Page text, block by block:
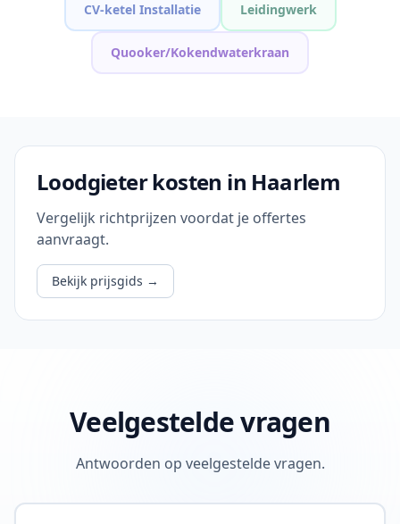
CV-ketel Installatie Leidingwerk
Quooker/Kokendwaterkraan
Loodgieter kosten in Haarlem
Vergelijk richtprijzen voordat je offertes
aanvraagt.
Bekijk prijsgids →
Veelgestelde vragen
Antwoorden op veelgestelde vragen.